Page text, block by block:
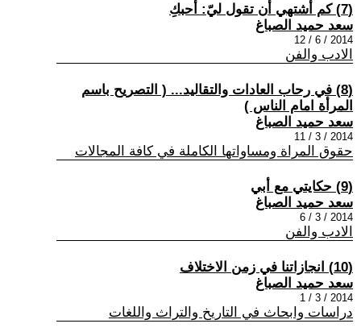
(7) كم أشتهي أن تقول ليّ: أحبكِ
سعد حميد الصباغ
2014 / 6 / 12
الادب والفن
(8) في رحاب العادات والتقاليد... ( التصريح باسم
المرأة امام الناس )
سعد حميد الصباغ
2014 / 3 / 11
حقوق المراة ومساواتها الكاملة في كافة المجالات
(9) حكايتي مع أبي
سعد حميد الصباغ
2014 / 3 / 6
الادب والفن
(10) انجازاتنا في زمن الاختلاف
سعد حميد الصباغ
2014 / 3 / 1
دراسات وابحاث في التاريخ والتراث واللغات